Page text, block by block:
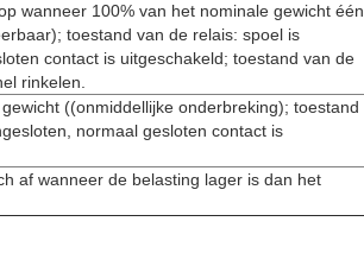
wanneer 100% van het nominale gewicht één
toestand van de relais: spoel is
contact is uitgeschakeld; toestand van de
rinkelen.
((onmiddellijke onderbreking); toestand
normaal gesloten contact is
af wanneer de belasting lager is dan het